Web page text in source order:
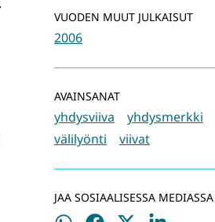
VUODEN MUUT JULKAISUT
2006
AVAINSANAT
yhdysviiva yhdysmerkki
välilyönti
viivat
JAA SOSIAALISESSA MEDIASSA